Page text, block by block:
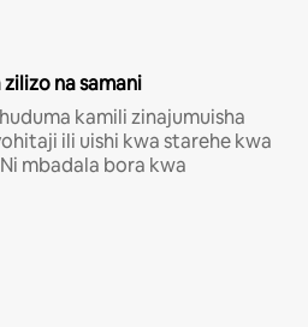
na samani
kamili zinajumuisha
ili uishi kwa starehe kwa
mbadala bora kwa